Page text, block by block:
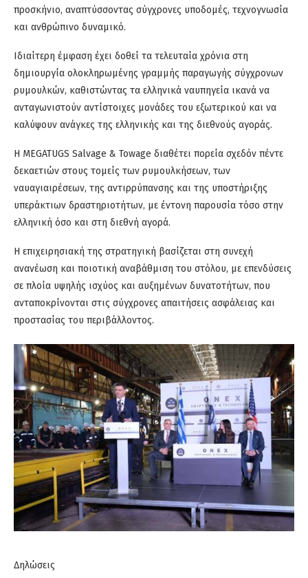
προσκήνιο, αναπτύσσοντας σύγχρονες υποδομές, τεχνογνωσία
και ανθρώπινο δυναμικό.
Ιδιαίτερη έμφαση έχει δοθεί τα τελευταία χρόνια στη
δημιουργία ολοκληρωμένης γραμμής παραγωγής σύγχρονων
ρυμουλκών, καθιστώντας τα ελληνικά ναυπηγεία ικανά να
ανταγωνιστούν αντίστοιχες μονάδες του εξωτερικού και να
καλύψουν ανάγκες της ελληνικής και της διεθνούς αγοράς.
Η MEGATUGS Salvage & Towage διαθέτει πορεία σχεδόν πέντε
δεκαετιών στους τομείς των ρυμουλκήσεων, των
ναυαγιαιρέσεων, της αντιρρύπανσης και της υποστήριξης
υπεράκτιων δραστηριοτήτων, με έντονη παρουσία τόσο στην
ελληνική όσο και στη διεθνή αγορά.
Η επιχειρησιακή της στρατηγική βασίζεται στη συνεχή
ανανέωση και ποιοτική αναβάθμιση του στόλου, με επενδύσεις
σε πλοία υψηλής ισχύος και αυξημένων δυνατοτήτων, που
ανταποκρίνονται στις σύγχρονες απαιτήσεις ασφάλειας και
προστασίας του περιβάλλοντος.
Δηλώσεις